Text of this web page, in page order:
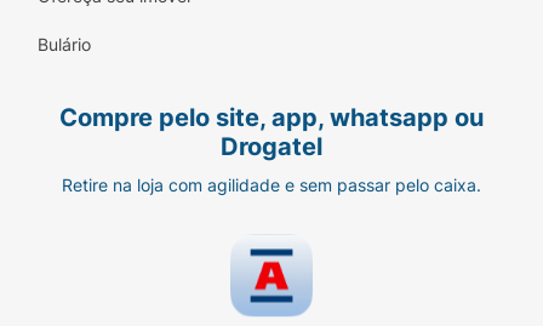
Álcool, 0% Parabenos, 0% Ftalatos, 0%
•Cheirinho delicado de Mustela.
•Hipoalergênico e Dermatologicamente
testado.
•Eco-concebido: Embalagem reciclável e
cadeia de fornecimento responsável.
•Desenvolvido na França a partir de 70 anos
Bulário
Compre pelo site, app, whatsapp ou
Drogatel
Retire na loja com agilidade e sem passar pelo caixa.